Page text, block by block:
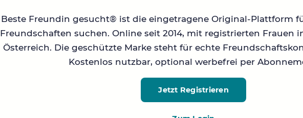
Beste Freundin gesucht® ist die eingetragene Original-Plattform
Freundschaften suchen. Online seit 2014, mit registrierten Frauen
Österreich. Die geschützte Marke steht für echte
Kostenlos nutzbar, optional werbefrei per
Jetzt Registrieren